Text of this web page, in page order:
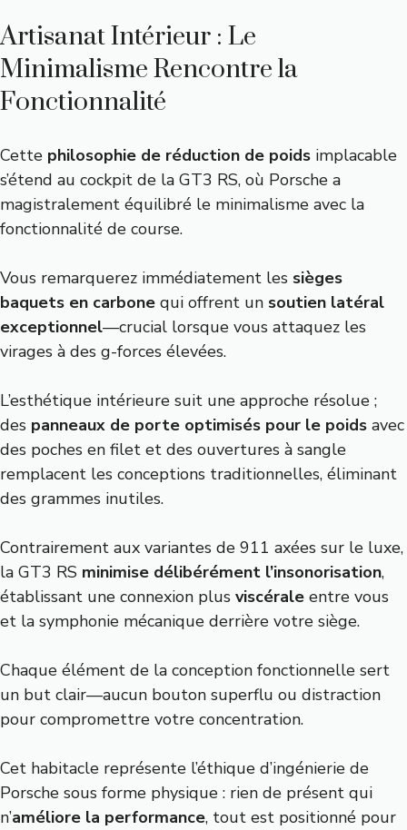
Artisanat Intérieur : Le
Minimalisme Rencontre la
Fonctionnalité
Cette philosophie de réduction de poids implacable
s’étend au cockpit de la GT3 RS, où Porsche a
magistralement équilibré le minimalisme avec la
fonctionnalité de course.
Vous remarquerez immédiatement les sièges
baquets en carbone qui offrent un soutien latéral
exceptionnel—crucial lorsque vous attaquez les
virages à des g-forces élevées.
L’esthétique intérieure suit une approche résolue ;
des panneaux de porte optimisés pour le poids avec
des poches en filet et des ouvertures à sangle
remplacent les conceptions traditionnelles, éliminant
des grammes inutiles.
Contrairement aux variantes de 911 axées sur le luxe,
la GT3 RS minimise délibérément l’insonorisation,
établissant une connexion plus viscérale entre vous
et la symphonie mécanique derrière votre siège.
Chaque élément de la conception fonctionnelle sert
un but clair—aucun bouton superflu ou distraction
pour compromettre votre concentration.
Cet habitacle représente l’éthique d’ingénierie de
Porsche sous forme physique : rien de présent qui
n’améliore la performance, tout est positionné pour